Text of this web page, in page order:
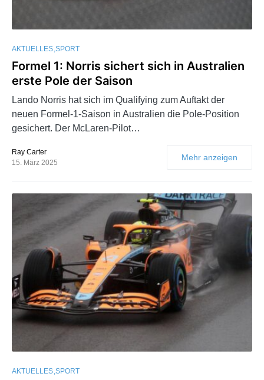
AKTUELLES SPORT
Formel 1: Norris sichert sich in Australien
erste Pole der Saison
Lando Norris hat sich im Qualifying zum Auftakt der
neuen Formel-1-Saison in Australien die Pole-Position
gesichert. Der McLaren-Pilot…
Ray Carter
15. März 2025
Mehr anzeigen
AKTUELLES SPORT